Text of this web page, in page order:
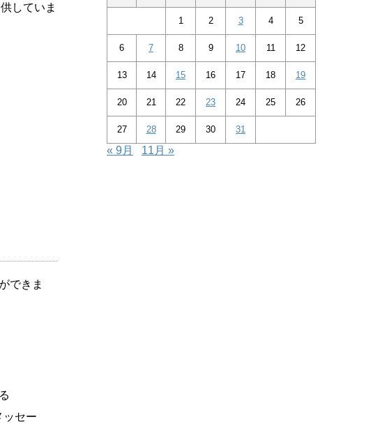
していま
できま
ッセー
1 2 3 4 5
6 7 8 9 10 11 12
13 14 15 16 17 18 19
20 21 22 23 24 25 26
27 28 29 30 31
« 9月 11月 »